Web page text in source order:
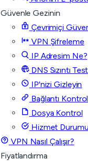
Güvenle Gezinin
Çevrimiçi
VPN Şifreleme
IP Adresim Ne?
DNS Sızıntı
IP'nizi Gizleyin
Bağlantı
Dosya Kontrol
Hizmet
VPN Nasıl Çalışır?
Fiyatlandırma